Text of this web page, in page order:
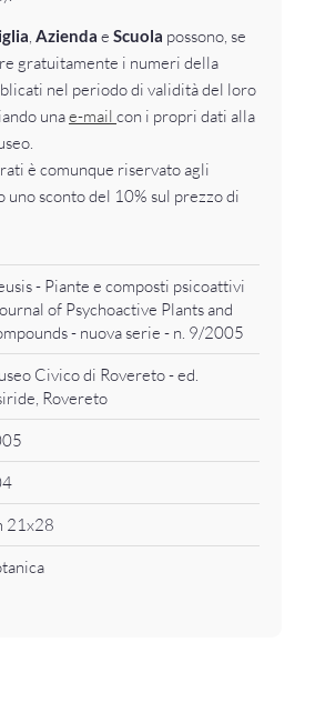
, Azienda e Scuola possono, se
gratuitamente i numeri della
nel periodo di validità del loro
unae-mail con i propri dati alla
è comunque riservato agli
uno sconto del 10% sul prezzo di
- Piante e composti psicoattivi
of Psychoactive Plants and
- nuova serie - n. 9/2005
Civico di Rovereto - ed.
Rovereto
21x28